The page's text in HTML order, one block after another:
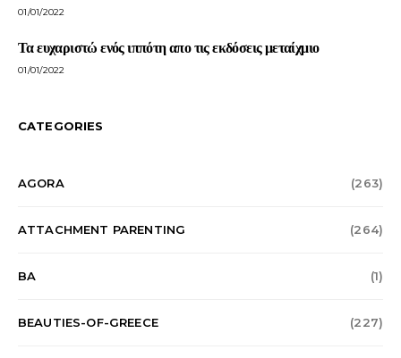
01/01/2022
Τα ευχαριστώ ενός ιππότη απο τις εκδόσεις μεταίχμιο
01/01/2022
CATEGORIES
AGORA (263)
ATTACHMENT PARENTING (264)
BA (1)
BEAUTIES-OF-GREECE (227)